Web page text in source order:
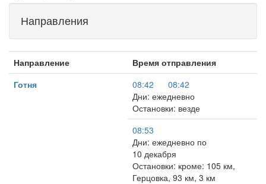
Направления
Направление
Время отправления
Готня
08:42
08:42
Дни: ежедневно
Остановки: везде
08:53
Дни: ежедневно по
10 декабря
Остановки: кроме: 105 км,
Герцовка, 93 км, 3 км